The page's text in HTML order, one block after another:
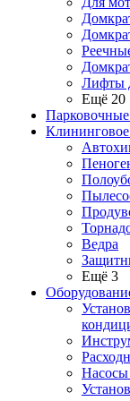
Лифты
Ещё 20
Ведра
Ещё 3